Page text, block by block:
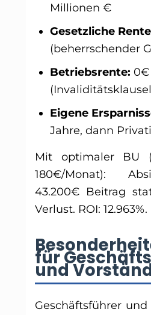
Millionen €
Gesetzliche
(beherrschender
Betriebsrente: 0€
Eigene
Jahre, dann
Mit optimaler BU
180€/Monat):
43.200€ Beitrag
Verlust. ROI: 12.963%.
für
und
Geschäftsführer